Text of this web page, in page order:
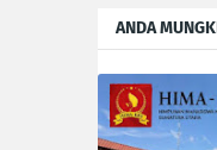
ANDA